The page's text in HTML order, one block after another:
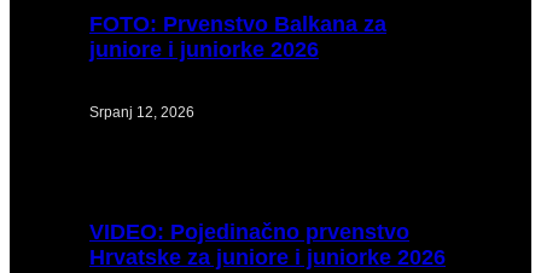
FOTO: Prvenstvo Balkana za
juniore i juniorke 2026
Srpanj 12, 2026
VIDEO: Pojedinačno prvenstvo
Hrvatske za juniore i juniorke 2026